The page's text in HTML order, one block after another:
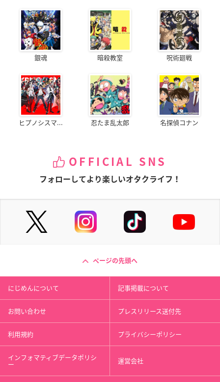
銀魂 暗殺教室 呪術廻戦
ヒプノシスマ... 忍たま乱太郎 名探偵コナン
OFFICIAL SNS
フォローしてより楽しいオタクライフ！
ページの先頭へ
にじめんについて 記事掲載について
お問い合わせ プレスリリース送付先
利用規約 プライバシーポリシー
インフォマティブデータポリシ
ー 運営会社